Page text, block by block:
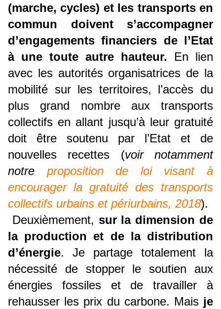
(marche, cycles) et les transports en
commun doivent s’accompagner
d’engagements financiers de l’Etat
à une toute autre hauteur. En lien
avec les autorités organisatrices de la
mobilité sur les territoires, l’accès du
plus grand nombre aux transports
collectifs en allant jusqu’à leur gratuité
doit être soutenu par l’Etat et de
nouvelles recettes (voir notamment
notre proposition de loi visant à
encourager la gratuité des transports
collectifs urbains et périurbains, 2018).
Deuxièmement, sur la dimension de
la production et de la distribution
d’énergie. Je partage totalement la
nécessité de stopper le soutien aux
énergies fossiles et de travailler à
rehausser les prix du carbone. Mais je